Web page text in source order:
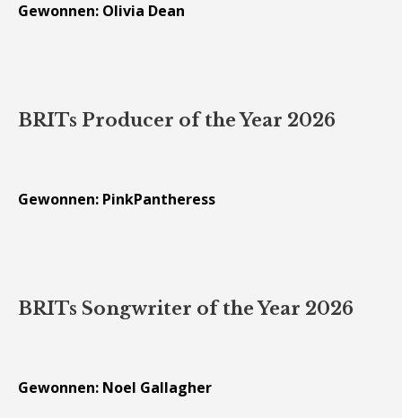
Gewonnen: Olivia Dean
BRITs Producer of the Year 2026
Gewonnen: PinkPantheress
BRITs Songwriter of the Year 2026
Gewonnen: Noel Gallagher